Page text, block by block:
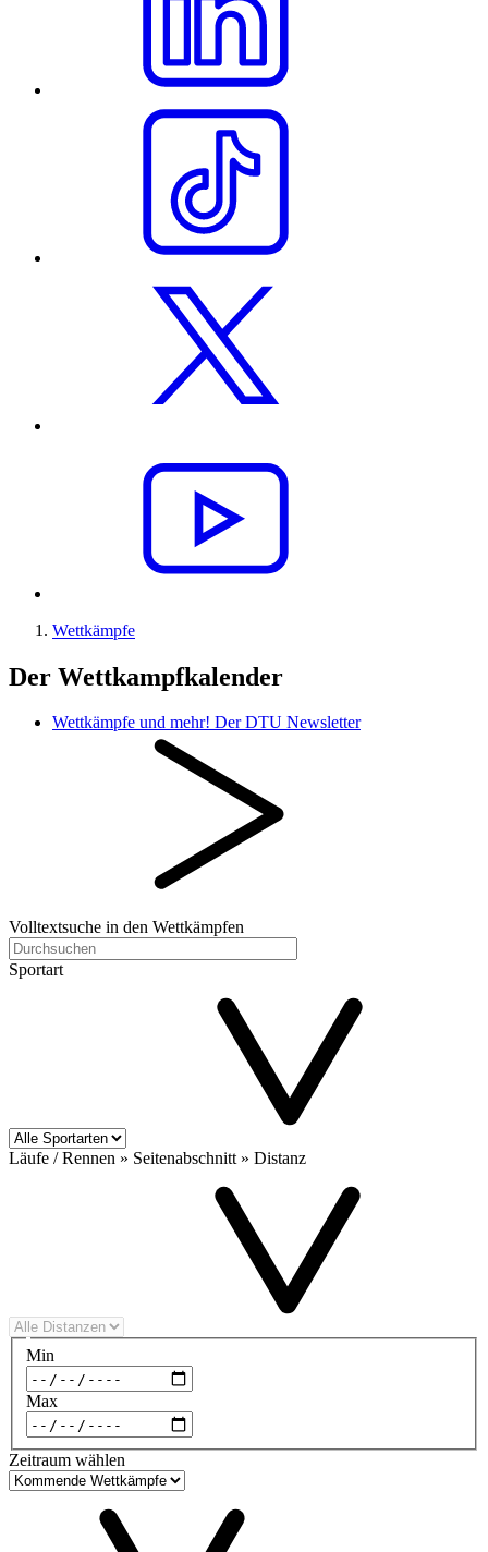
Wettkämpfe
Der Wettkampfkalender
Wettkämpfe und mehr! Der DTU Newsletter
Volltextsuche in den Wettkämpfen
Sportart
Läufe / Rennen » Seitenabschnitt » Distanz
Min
Max
Zeitraum wählen